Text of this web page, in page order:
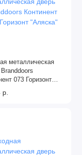
металлическая
073 Горизонт